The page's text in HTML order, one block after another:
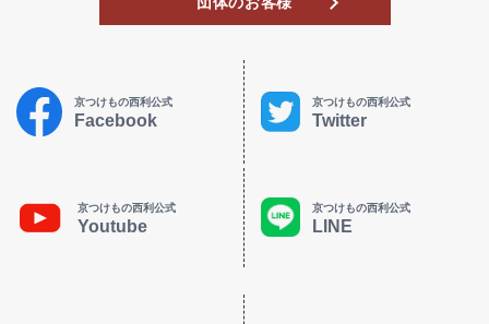
京つけもの西利公式
Facebook
京つけもの西利公式
Twitter
京つけもの西利公式
Youtube
京つけもの西利公式
LINE